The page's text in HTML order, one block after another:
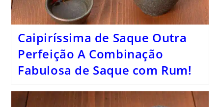
Caipiríssima de Saque Outra
Perfeição A Combinação
Fabulosa de Saque com Rum!